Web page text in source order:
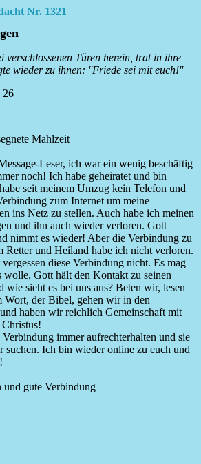
Nr. 1321
verschlossenen Türen herein, trat in ihre
wieder zu ihnen: ''Friede sei mit euch!''
26
Mahlzeit
Leser, ich war ein wenig beschäftig
noch! Ich habe geheiratet und bin
seit meinem Umzug kein Telefon und
zum Internet um meine
ins Netz zu stellen. Auch habe ich meinen
und ihn auch wieder verloren. Gott
nimmt es wieder! Aber die Verbindung zu
Retter und Heiland habe ich nicht verloren.
diese Verbindung nicht. Es mag
wolle, Gott hält den Kontakt zu seinen
wie sieht es bei uns aus? Beten wir, lesen
Wort, der Bibel, gehen wir in den
haben wir reichlich Gemeinschaft mit
Verbindung immer aufrechterhalten und sie
suchen. Ich bin wieder online zu euch und
und gute Verbindung